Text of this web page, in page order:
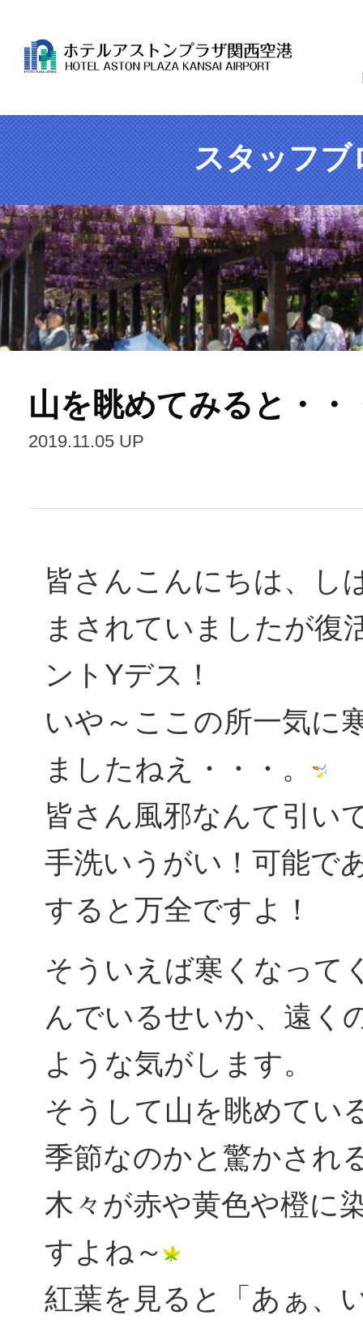
スタッフブ
山を眺めてみると・・
2019.11.05 UP
皆さんこんにちは、し
まされていましたが復
ントYデス！
いや～ここの所一気に
ましたねえ・・・。
皆さん風邪なんて引い
手洗いうがい！可能で
すると万全ですよ！
そういえば寒くなって
んでいるせいか、遠く
ような気がします。
そうして山を眺めてい
季節なのかと驚かされ
木々が赤や黄色や橙に
すよね～
紅葉を見ると「あぁ、